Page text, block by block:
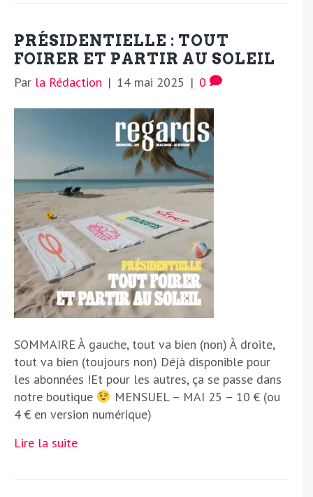
PRÉSIDENTIELLE : TOUT
FOIRER ET PARTIR AU SOLEIL
Par la Rédaction | 14 mai 2025 | 0
SOMMAIRE À gauche, tout va bien (non) À droite,
tout va bien (toujours non) Déjà disponible pour
les abonnées !Et pour les autres, ça se passe dans
notre boutique
MENSUEL – MAI 25 – 10 € (ou
4 € en version numérique)
Lire la suite